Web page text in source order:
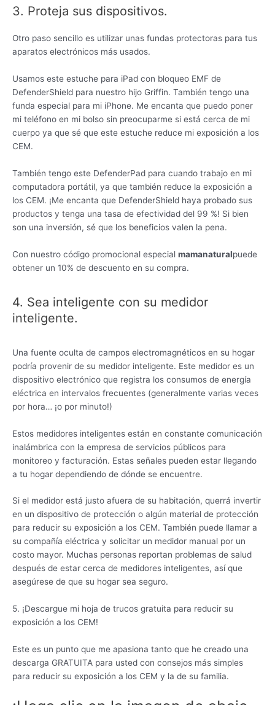
3. Proteja sus dispositivos.
Otro paso sencillo es utilizar unas fundas protectoras para tus
aparatos electrónicos más usados.
Usamos este estuche para iPad con bloqueo EMF de
DefenderShield para nuestro hijo Griffin. También tengo una
funda especial para mi iPhone. Me encanta que puedo poner
mi teléfono en mi bolso sin preocuparme si está cerca de mi
cuerpo ya que sé que este estuche reduce mi exposición a los
CEM.
También tengo este DefenderPad para cuando trabajo en mi
computadora portátil, ya que también reduce la exposición a
los CEM. ¡Me encanta que DefenderShield haya probado sus
productos y tenga una tasa de efectividad del 99 %! Si bien
son una inversión, sé que los beneficios valen la pena.
Con nuestro código promocional especial mamanaturalpuede
obtener un 10% de descuento en su compra.
4. Sea inteligente con su medidor
inteligente.
Una fuente oculta de campos electromagnéticos en su hogar
podría provenir de su medidor inteligente. Este medidor es un
dispositivo electrónico que registra los consumos de energía
eléctrica en intervalos frecuentes (generalmente varias veces
por hora… ¡o por minuto!)
Estos medidores inteligentes están en constante comunicación
inalámbrica con la empresa de servicios públicos para
monitoreo y facturación. Estas señales pueden estar llegando
a tu hogar dependiendo de dónde se encuentre.
Si el medidor está justo afuera de su habitación, querrá invertir
en un dispositivo de protección o algún material de protección
para reducir su exposición a los CEM. También puede llamar a
su compañía eléctrica y solicitar un medidor manual por un
costo mayor. Muchas personas reportan problemas de salud
después de estar cerca de medidores inteligentes, así que
asegúrese de que su hogar sea seguro.
5. ¡Descargue mi hoja de trucos gratuita para reducir su
exposición a los CEM!
Este es un punto que me apasiona tanto que he creado una
descarga GRATUITA para usted con consejos más simples
para reducir su exposición a los CEM y la de su familia.